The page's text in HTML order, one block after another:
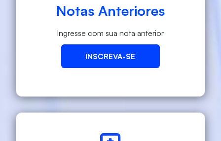
Notas Anteriores
Ingresse com sua nota anterior
INSCREVA-SE